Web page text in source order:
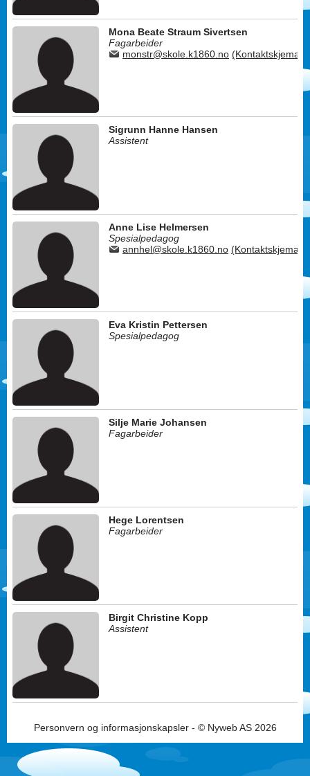
Mona Beate Straum Sivertsen
Fagarbeider
monstr@skole.k1860.no (Kontaktskjema)
Sigrunn Hanne Hansen
Assistent
Anne Lise Helmersen
Spesialpedagog
annhel@skole.k1860.no (Kontaktskjema)
Eva Kristin Pettersen
Spesialpedagog
Silje Marie Johansen
Fagarbeider
Hege Lorentsen
Fagarbeider
Birgit Christine Kopp
Assistent
Personvern og informasjonskapsler- © Nyweb AS 2026